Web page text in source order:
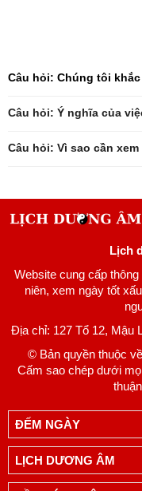
Câu hỏi: Chúng tôi
Câu hỏi: Vì sao cần
Lịch
Website cung cấp
niên, xem ngày tốt
Địa chỉ: 127 Tổ 12, Mậu
© Bản quyền thuộc
Cấm sao chép dưới
ĐẾM NGÀY
LỊCH DƯƠNG ÂM